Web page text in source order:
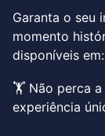
Garanta o seu
momento
disponíveis em:
🏋️ Não perca a
experiência